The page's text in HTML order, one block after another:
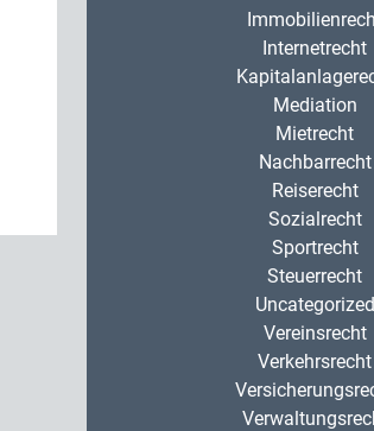
Internetrecht
Mediation
Mietrecht
Nachbarrecht
Reiserecht
Sozialrecht
Sportrecht
Steuerrecht
Uncategorized
Vereinsrecht
Verkehrsrecht